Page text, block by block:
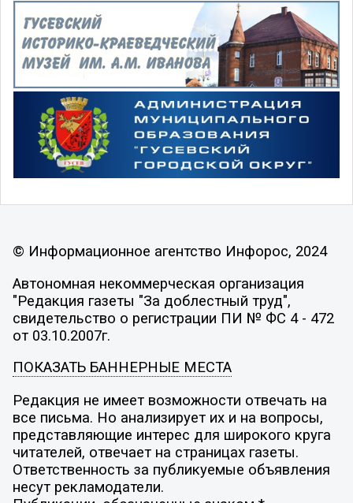
© Информационное агентство Инфорос, 2024
Автономная некоммерческая организация
"Редакция газеты "За доблестный труд",
свидетельство о регистрации ПИ № ФС 4 - 472
от 03.10.2007г.
ПОКАЗАТЬ БАННЕРНЫЕ МЕСТА
Редакция не имеет возможности отвечать на
все письма. Но анализирует их и на вопросы,
представляющие интерес для широкого круга
читателей, отвечает на страницах газеты.
Ответственность за публикуемые объявления
несут рекламодатели.